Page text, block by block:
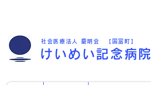
社会医療法人 慶明会 【国富町】
けいめい記念病院